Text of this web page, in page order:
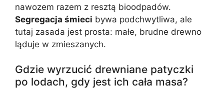
nawozem razem z resztą bioodpadów.
Segregacja śmieci bywa podchwytliwa, ale
tutaj zasada jest prosta: małe, brudne drewno
ląduje w zmieszanych.
Gdzie wyrzucić drewniane patyczki
po lodach, gdy jest ich cała masa?